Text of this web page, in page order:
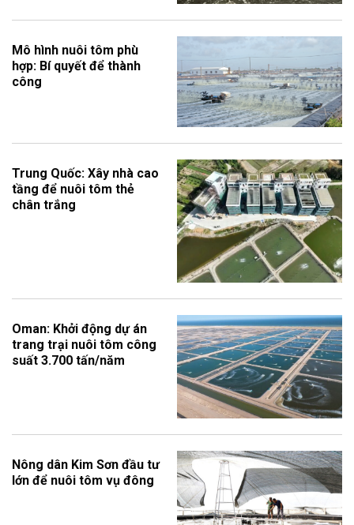
Mô hình nuôi tôm phù
hợp: Bí quyết để thành
công
Trung Quốc: Xây nhà cao
tầng để nuôi tôm thẻ
chân trắng
Oman: Khởi động dự án
trang trại nuôi tôm công
suất 3.700 tấn/năm
Nông dân Kim Sơn đầu tư
lớn để nuôi tôm vụ đông